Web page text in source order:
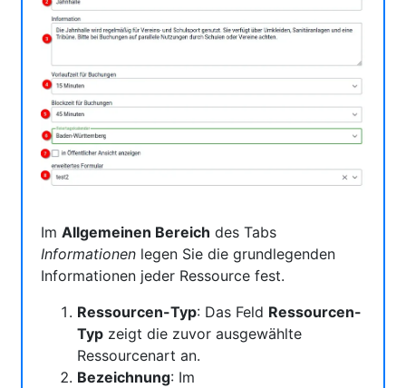
Im Allgemeinen Bereich des Tabs
Informationen legen Sie die grundlegenden
Informationen jeder Ressource fest.
Ressourcen-Typ: Das Feld Ressourcen-
Typ zeigt die zuvor ausgewählte
Ressourcenart an.
Bezeichnung: Im